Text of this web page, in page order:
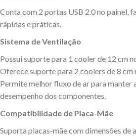
Conta com 2 portas USB 2.0 no painel,
rápidas e práticas.
Sistema de Ventilação
Possui suporte para 1 cooler de 12 cm
Oferece suporte para 2 coolers de 8 cm
Permite melhor fluxo de ar para manter
desempenho dos componentes.
Compatibilidade de Placa-Mãe
Suporta placas-mãe com dimensões de